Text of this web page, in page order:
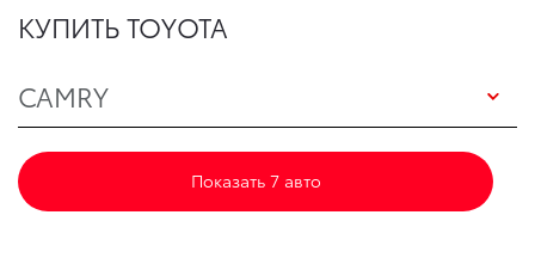
КУПИТЬ TOYOTA
CAMRY
Показать 7 авто